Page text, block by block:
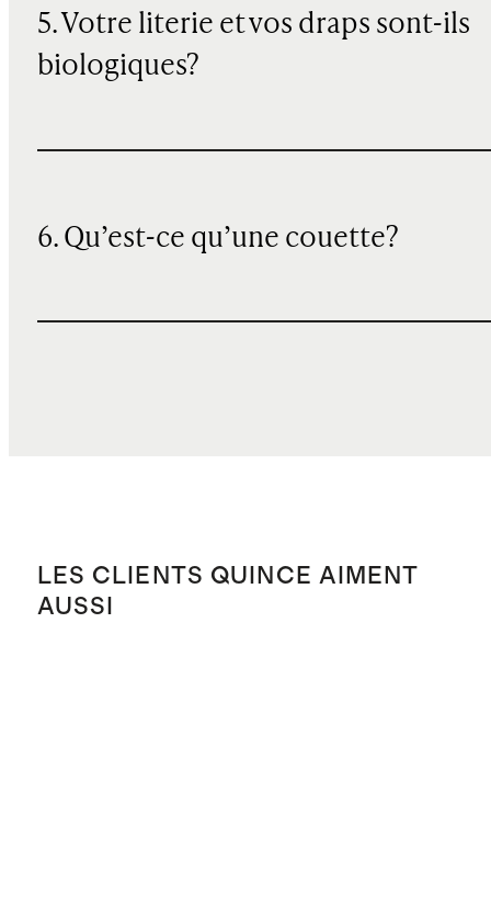
5. Votre literie et vos draps sont-ils
biologiques?
6. Qu’est-ce qu’une couette?
LES CLIENTS QUINCE AIMENT
AUSSI